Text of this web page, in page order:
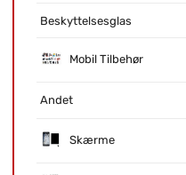
Beskyttelsesglas
Mobil Tilbehør
Andet
Skærme